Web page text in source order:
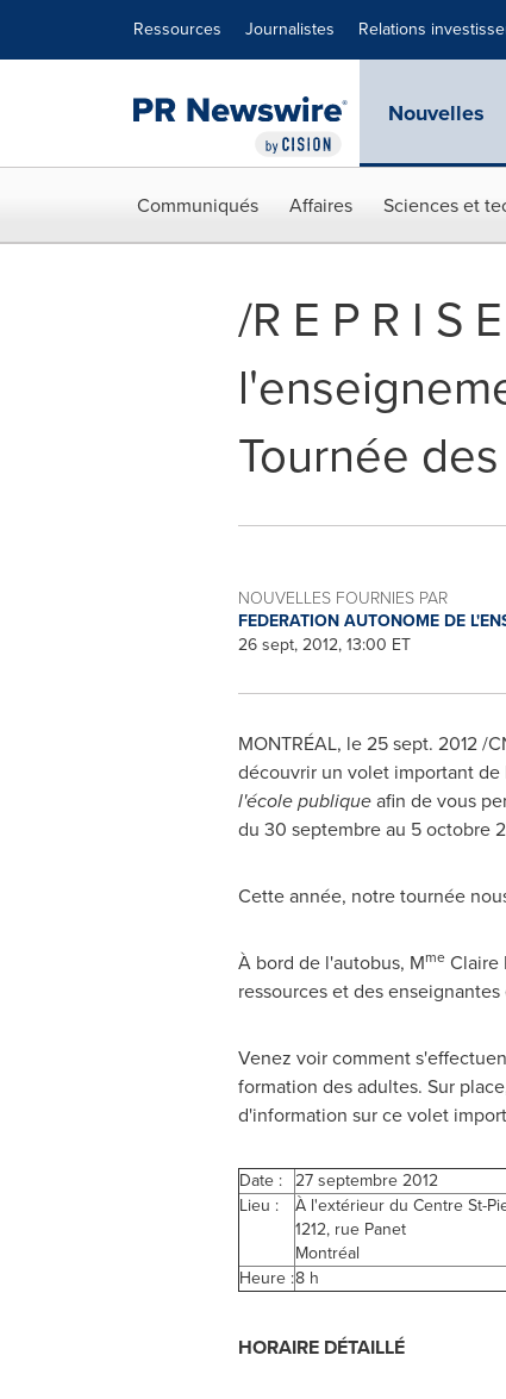
Ressources Journalistes Relations
Nouvelles
Communiqués Affaires Sciences et
/R E P R I S
Tournée
NOUVELLES FOURNIES PAR
FEDERATION AUTONOME DE
26 sept, 2012, 13:00 ET
MONTRÉAL, le25 sept. 2012/
découvrir un volet important
l'école publiqueafin de vous
du 30 septembre au 5 octobre
Cette année, notre tournée
À bord de l'autobus, MmeClaire
ressources et des
Venez voir comment
formation des adultes. Sur
d'information sur ce volet
Date : 27 septembre 2012
Lieu :
À l'extérieur du Centre St-
1212, rue Panet
Montréal
Heure :8 h
HORAIRE DÉTAILLÉ